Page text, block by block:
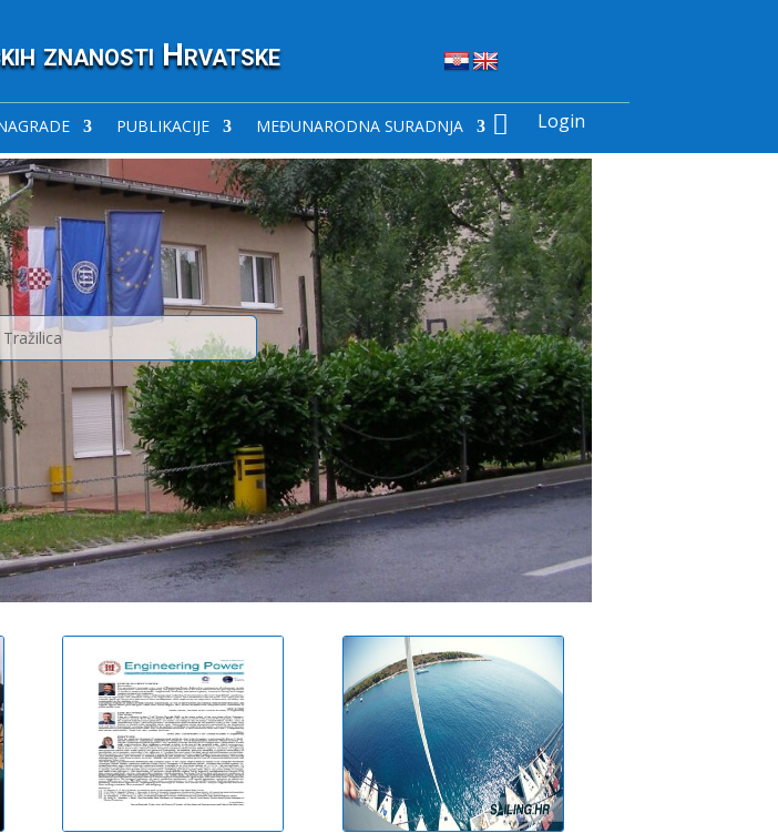
znanosti Hrvatske
PUBLIKACIJE MEĐUNARODNA SURADNJA  Login